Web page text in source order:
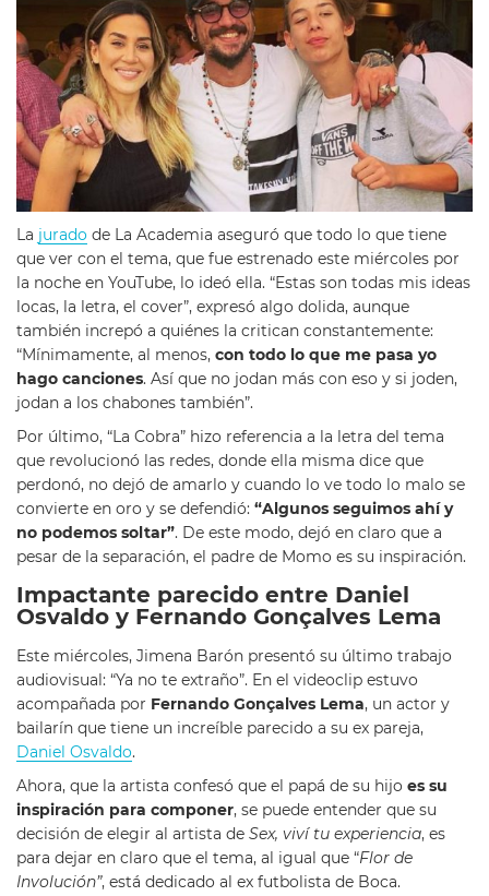
La jurado de La Academia aseguró que todo lo que tiene
que ver con el tema, que fue estrenado este miércoles por
la noche en YouTube, lo ideó ella. “Estas son todas mis ideas
locas, la letra, el cover”, expresó algo dolida, aunque
también increpó a quiénes la critican constantemente:
“Mínimamente, al menos, con todo lo que me pasa yo
hago canciones. Así que no jodan más con eso y si joden,
jodan a los chabones también”.
Por último, “La Cobra” hizo referencia a la letra del tema
que revolucionó las redes, donde ella misma dice que
perdonó, no dejó de amarlo y cuando lo ve todo lo malo se
convierte en oro y se defendió: “Algunos seguimos ahí y
no podemos soltar”. De este modo, dejó en claro que a
pesar de la separación, el padre de Momo es su inspiración.
Impactante parecido entre Daniel
Osvaldo y Fernando Gonçalves Lema
Este miércoles, Jimena Barón presentó su último trabajo
audiovisual: “Ya no te extraño”. En el videoclip estuvo
acompañada por Fernando Gonçalves Lema, un actor y
bailarín que tiene un increíble parecido a su ex pareja,
Daniel Osvaldo.
Ahora, que la artista confesó que el papá de su hijo es su
inspiración para componer, se puede entender que su
decisión de elegir al artista de Sex, viví tu experiencia, es
para dejar en claro que el tema, al igual que “Flor de
Involución”, está dedicado al ex futbolista de Boca.